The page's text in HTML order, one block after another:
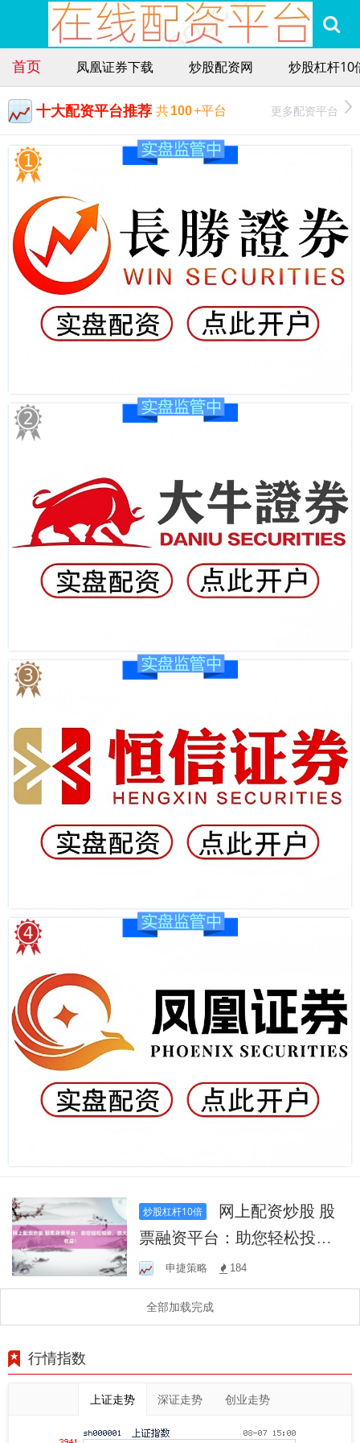
首页 凤凰证券下载 炒股配资网 炒股杠杆10
十大配资平台推荐 共100+平台 更多配资平台
炒股杠杆10倍
票融资平台：助您轻松投
资，放大收益！
申捷策略 184
全部加载完成
行情指数
上证走势 深证走势 创业走势